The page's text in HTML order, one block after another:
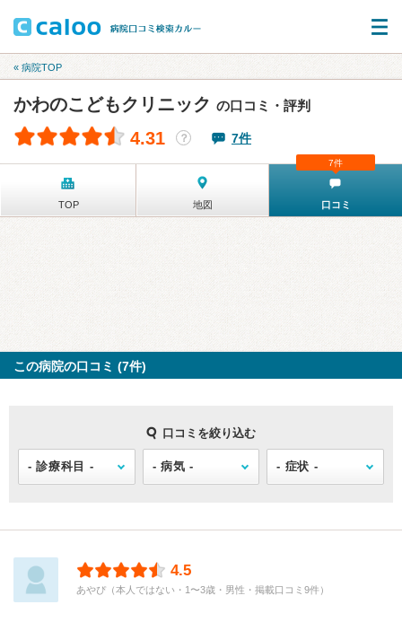
« 病院TOP
かわのこどもクリニック の口コミ・評判
4.31 ？ 7件
TOP 地図 口コミ
7件
この病院の口コミ (7件)
口コミを絞り込む
4.5
あやぴ（本人ではない・1〜3歳・男性・掲載口コミ9件）